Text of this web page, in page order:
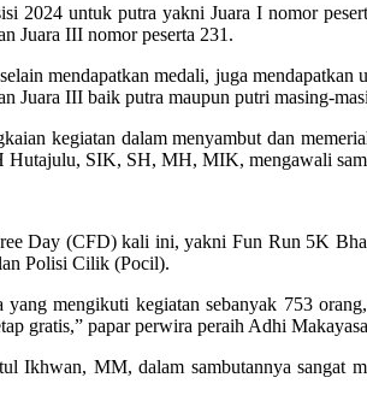
2024 untuk putra yakni Juara I nomor
Juara III nomor peserta 231.
mendapatkan medali, juga
Juara III baik putra maupun putri masing-
kegiatan dalam menyambut dan
Hutajulu, SIK, SH, MH, MIK, mengawali
Day (CFD) kali ini, yakni Fun Run 5K
Polisi Cilik (Pocil).
mengikuti kegiatan sebanyak 753
gratis,” papar perwira peraih Adhi
Ikhwan, MM, dalam sambutannya sangat